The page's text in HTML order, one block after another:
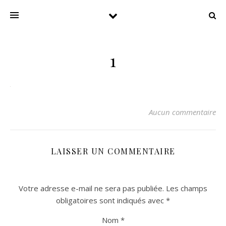
1
Aucun commentaire
LAISSER UN COMMENTAIRE
Votre adresse e-mail ne sera pas publiée. Les champs
obligatoires sont indiqués avec *
Nom *